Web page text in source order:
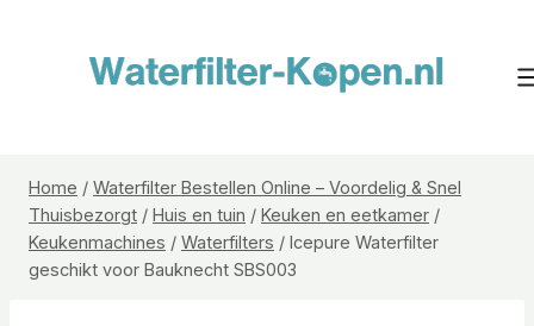
Home / Waterfilter Bestellen Online – Voordelig & Snel
Thuisbezorgt / Huis en tuin / Keuken en eetkamer /
Keukenmachines / Waterfilters / Icepure Waterfilter
geschikt voor Bauknecht SBS003